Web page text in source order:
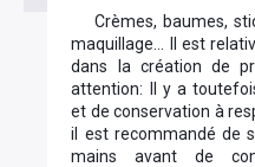
Crèmes, baumes,
maquillage… Il est
dans la création de
attention: Il y a
et de conservation à
il est recommandé de
mains avant de